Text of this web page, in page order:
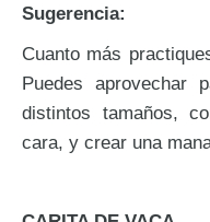
Sugerencia:
Cuanto más
Puedes aprovechar
distintos tamaños,
cara, y crear una